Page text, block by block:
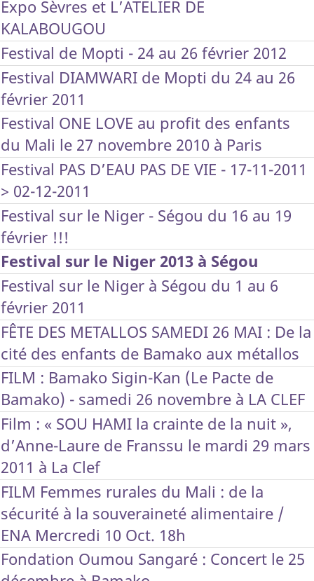
Expo Sèvres et L’ATELIER DE
KALABOUGOU
Festival de Mopti - 24 au 26 février 2012
Festival DIAMWARI de Mopti du 24 au 26
février 2011
Festival ONE LOVE au profit des enfants
du Mali le 27 novembre 2010 à Paris
Festival PAS D’EAU PAS DE VIE - 17-11-2011
> 02-12-2011
Festival sur le Niger - Ségou du 16 au 19
février !!!
Festival sur le Niger 2013 à Ségou
Festival sur le Niger à Ségou du 1 au 6
février 2011
FÊTE DES METALLOS SAMEDI 26 MAI : De la
cité des enfants de Bamako aux métallos
FILM : Bamako Sigin-Kan (Le Pacte de
Bamako) - samedi 26 novembre à LA CLEF
Film : « SOU HAMI la crainte de la nuit »,
d’Anne-Laure de Franssu le mardi 29 mars
2011 à La Clef
FILM Femmes rurales du Mali : de la
sécurité à la souveraineté alimentaire /
ENA Mercredi 10 Oct. 18h
Fondation Oumou Sangaré : Concert le 25